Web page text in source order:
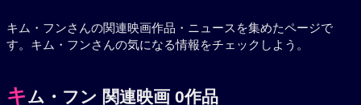
キム・フンさんの関連映画作品・ニュースを集めたページで
す。キム・フンさんの気になる情報をチェックしよう。
キム・フン 関連映画 0作品